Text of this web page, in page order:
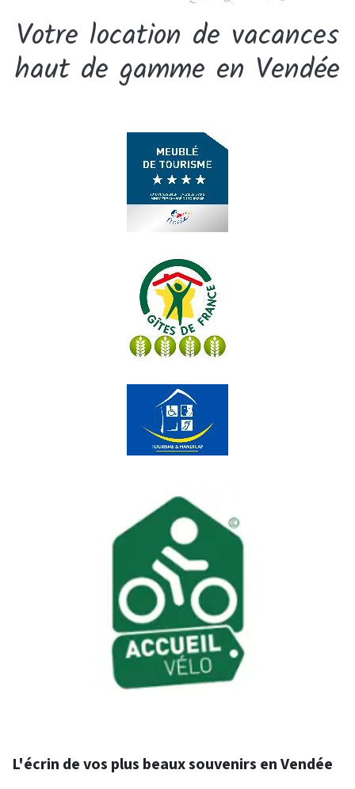
Votre location de vacances
haut de gamme en Vendée
L'écrin de vos plus beaux souvenirs en Vendée